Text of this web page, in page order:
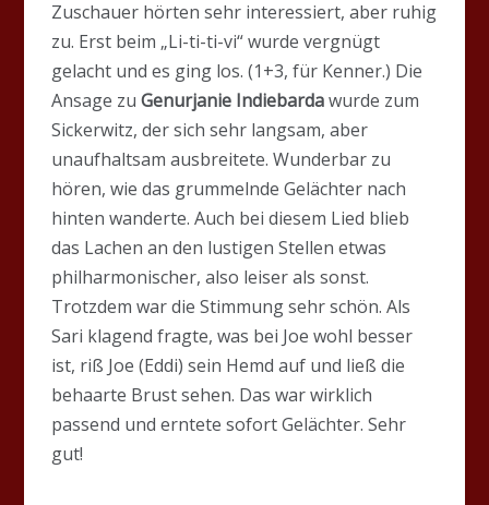
Zuschauer hörten sehr interessiert, aber ruhig
zu. Erst beim „Li-ti-ti-vi“ wurde vergnügt
gelacht und es ging los. (1+3, für Kenner.) Die
Ansage zuGenurjanie Indiebardawurde zum
Sickerwitz, der sich sehr langsam, aber
unaufhaltsam ausbreitete. Wunderbar zu
hören, wie das grummelnde Gelächter nach
hinten wanderte. Auch bei diesem Lied blieb
das Lachen an den lustigen Stellen etwas
philharmonischer, also leiser als sonst.
Trotzdem war die Stimmung sehr schön. Als
Sari klagend fragte, was bei Joe wohl besser
ist, riß Joe (Eddi) sein Hemd auf und ließ die
behaarte Brust sehen. Das war wirklich
passend und erntete sofort Gelächter. Sehr
gut!